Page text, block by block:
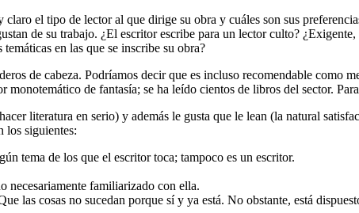
el tipo de lector al que dirige su obra y cuáles son sus
de su trabajo. ¿El escritor escribe para un lector culto?
en las que se inscribe su obra?
de cabeza. Podríamos decir que es incluso recomendable
monotemático de fantasía; se ha leído cientos de libros del sector.
literatura en serio) y además le gusta que le lean (la natural
los siguientes:
tema de los que el escritor toca; tampoco es un escritor.
necesariamente familiarizado con ella.
las cosas no sucedan porque sí y ya está. No obstante, está